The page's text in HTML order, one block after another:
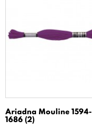
Ariadna Mouline 1594-
1686 (2)